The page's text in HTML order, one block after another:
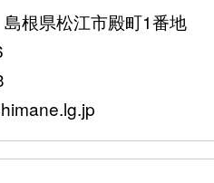
県松江市殿町1番地